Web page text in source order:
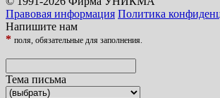
Правовая информация Политика
Напишите нам
* поля, обязательные для заполнения.
Тема письма